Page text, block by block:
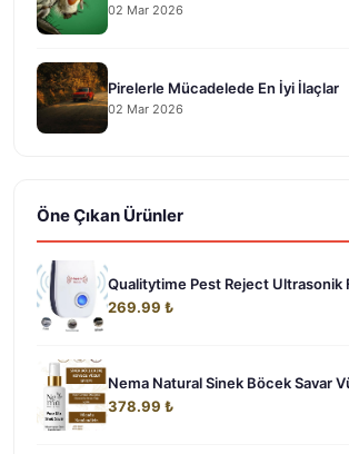
02 Mar 2026
Pirelerle Mücadelede En İyi İlaçlar
02 Mar 2026
Öne Çıkan Ürünler
Qualitytime Pest Reject Ultrasonik
269.99 ₺
Nema Natural Sinek Böcek Savar
378.99 ₺